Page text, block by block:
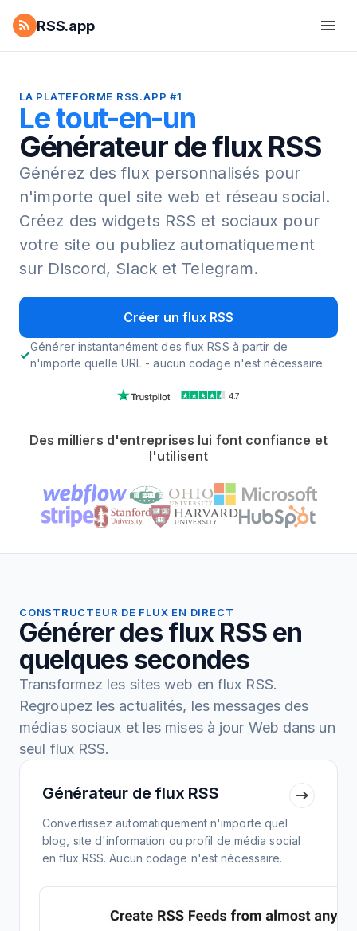
RSS.app
LA PLATEFORME RSS.APP #1
Le tout-en-un
Générateur de flux RSS
Générez des flux personnalisés pour
n'importe quel site web et réseau social.
Créez des widgets RSS et sociaux pour
votre site ou publiez automatiquement
sur Discord, Slack et Telegram.
Créer un flux RSS
Générer instantanément des flux RSS à partir de
n'importe quelle URL - aucun codage n'est nécessaire
4.7
Des milliers d'entreprises lui font confiance et
l'utilisent
CONSTRUCTEUR DE FLUX EN DIRECT
Générer des flux RSS en
quelques secondes
Transformez les sites web en flux RSS.
Regroupez les actualités, les messages des
médias sociaux et les mises à jour Web dans un
seul flux RSS.
Générateur de flux RSS
Convertissez automatiquement n'importe quel
blog, site d'information ou profil de média social
en flux RSS. Aucun codage n'est nécessaire.